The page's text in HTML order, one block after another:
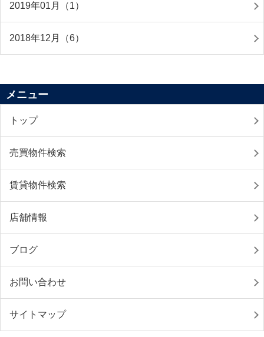
2019年01月（1）
2018年12月（6）
メニュー
トップ
売買物件検索
賃貸物件検索
店舗情報
ブログ
お問い合わせ
サイトマップ